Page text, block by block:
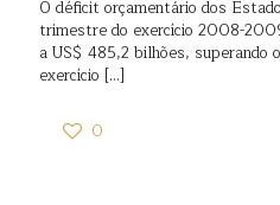
O déficit orçamentário dos
trimestre do exercício 2008-
a US$ 485,2 bilhões, superando
exercício […]
0